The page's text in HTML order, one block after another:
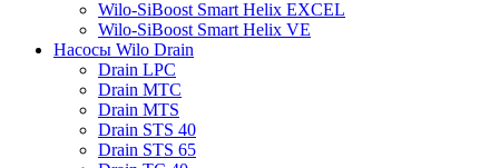
Wilo-SiBoost Smart Helix EXCEL
Wilo-SiBoost Smart Helix VE
Насосы Wilo Drain
Drain LPC
Drain MTC
Drain MTS
Drain STS 40
Drain STS 65